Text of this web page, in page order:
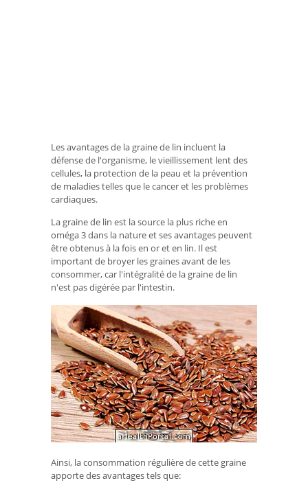
Les avantages de la graine de lin incluent la
défense de l'organisme, le vieillissement lent des
cellules, la protection de la peau et la prévention
de maladies telles que le cancer et les problèmes
cardiaques.
La graine de lin est la source la plus riche en
oméga 3 dans la nature et ses avantages peuvent
être obtenus à la fois en or et en lin. Il est
important de broyer les graines avant de les
consommer, car l'intégralité de la graine de lin
n'est pas digérée par l'intestin.
Ainsi, la consommation régulière de cette graine
apporte des avantages tels que: